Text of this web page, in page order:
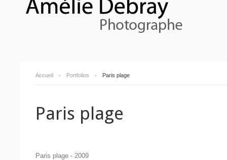
Accueil Portfolios Paris plage
Paris plage
Paris plage - 2009